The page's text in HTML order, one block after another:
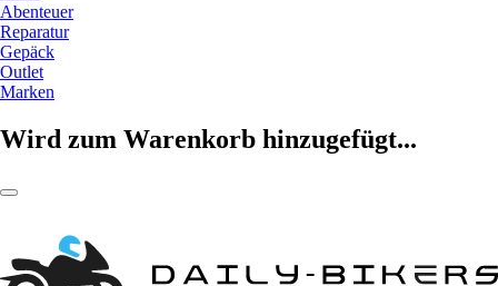
Abenteuer
Reparatur
Gepäck
Outlet
Marken
Wird zum Warenkorb hinzugefügt...